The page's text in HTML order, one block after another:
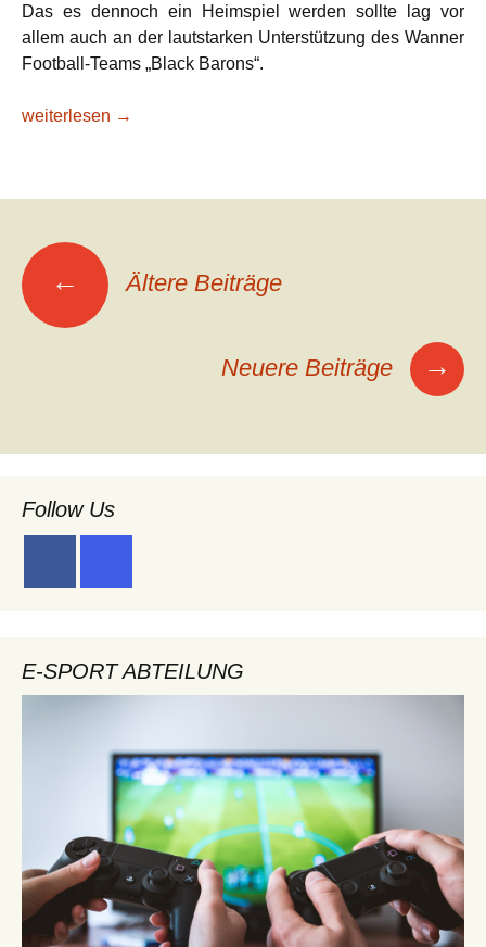
Das es dennoch ein Heimspiel werden sollte lag vor
allem auch an der lautstarken Unterstützung des Wanner
Football-Teams „Black Barons“.
DSC schlägt sich im Angriff selbst
weiterlesen →
Beitragsnavigation
← Ältere Beiträge
Neuere Beiträge →
Follow Us
E-SPORT ABTEILUNG